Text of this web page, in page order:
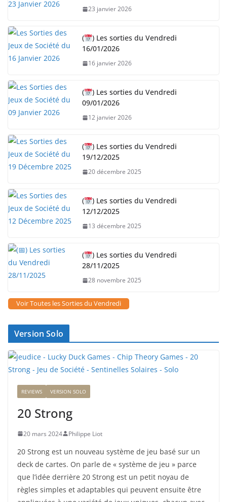
23 janvier 2026
(
) Les sorties du Vendredi
16/01/2026
16 janvier 2026
(
) Les sorties du Vendredi
09/01/2026
12 janvier 2026
(
) Les sorties du Vendredi
19/12/2025
20 décembre 2025
(
) Les sorties du Vendredi
12/12/2025
13 décembre 2025
(
) Les sorties du Vendredi
28/11/2025
28 novembre 2025
Voir Toutes les Sorties du Vendredi
Version Solo
REVIEWS VERSION SOLO
20 Strong
20 mars 2024 Philippe Liot
20 Strong est un nouveau système de jeu basé sur un
deck de cartes. On parle de « système de jeu » parce
que l’idée derrière 20 Strong est un petit noyau de
règles simples et adaptables qui peuvent ensuite être